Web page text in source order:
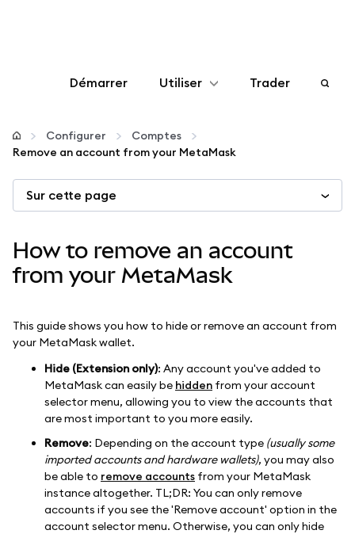
Démarrer Utiliser
Configurer
Autres utilisations du web3
Restez en sécurité
Trader
Configurer
Comptes
Remove an account from your MetaMask
Sur cette page
How to remove an account
from your MetaMask
This guide shows you how to hide or remove an account from
your MetaMask wallet.
Hide (Extension only): Any account you've added to
MetaMask can easily be hidden from your account
selector menu, allowing you to view the accounts that
are most important to you more easily.
Remove: Depending on the account type (usually some
imported accounts and hardware wallets), you may also
be able to remove accounts from your MetaMask
instance altogether. TL;DR: You can only remove
accounts if you see the 'Remove account' option in the
account selector menu. Otherwise, you can only hide